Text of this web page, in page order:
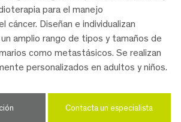
para el manejo
cáncer. Diseñan e individualizan
amplio rango de tipos y tamaños de
como metastásicos. Se realizan
personalizados en adultos y niños.
Contacta un especialista